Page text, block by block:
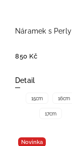
Náramek s Perly
850 Kč
Detail
15cm 16cm
17cm
Novinka